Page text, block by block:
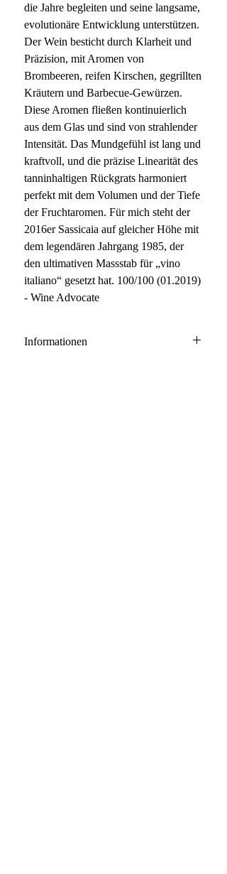
die Jahre begleiten und seine langsame,
evolutionäre Entwicklung unterstützen.
Der Wein besticht durch Klarheit und
Präzision, mit Aromen von
Brombeeren, reifen Kirschen, gegrillten
Kräutern und Barbecue-Gewürzen.
Diese Aromen fließen kontinuierlich
aus dem Glas und sind von strahlender
Intensität. Das Mundgefühl ist lang und
kraftvoll, und die präzise Linearität des
tanninhaltigen Rückgrats harmoniert
perfekt mit dem Volumen und der Tiefe
der Fruchtaromen. Für mich steht der
2016er Sassicaia auf gleicher Höhe mit
dem legendären Jahrgang 1985, der
den ultimativen Massstab für „vino
italiano“ gesetzt hat. 100/100 (01.2019)
- Wine Advocate
Informationen